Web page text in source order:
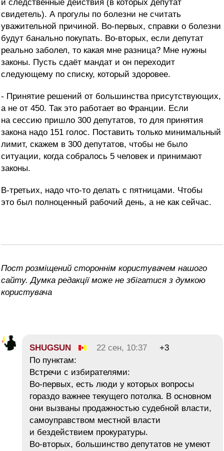
и следственные действия (в которых депутат
свидетель). А прогулы по болезни не считать
уважительной причиной. Во-первых, справки о болезни
будут банально покупать. Во-вторых, если депутат
реально заболел, то какая мне разница? Мне нужны
законы. Пусть сдаёт мандат и он переходит
следующему по списку, который здоровее.
- Принятие решений от большинства присутствующих,
а не от 450. Так это работает во Франции. Если
на сессию пришло 300 депутатов, то для принятия
закона надо 151 голос. Поставить только минимальный
лимит, скажем в 300 депутатов, чтобы не было
ситуации, когда собралось 5 человек и принимают
законы.
В-третьих, надо что-то делать с пятницами. Чтобы
это был полноценный рабочий день, а не как сейчас.
Пост розміщений стороннім користувачем нашого
сайту. Думка редакції може не збігатися з думкою
користувача
SHUGSUN 22 сен, 10:37
+3
По пунктам:
Встречи с избирателями:
Во-первых, есть люди у которых вопросы
гораздо важнее текущего потолка. В основном
они вызваны продажностью судебной власти,
самоуправством местной власти
и бездействием прокуратуры.
Во-вторых, большинство депутатов не умеют